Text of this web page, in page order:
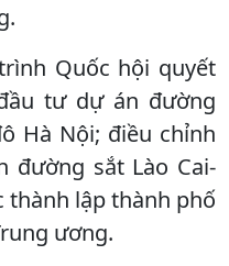
Quốc hội quyết
tư dự án đường
Hà Nội; điều chỉnh
đường sắt Lào Cai-
thành lập thành phố
ương.